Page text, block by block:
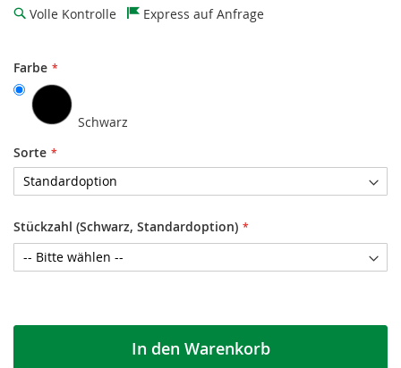
Volle Kontrolle
Express auf Anfrage
Farbe
Schwarz
Sorte
Stückzahl (Schwarz, Standardoption)
In den Warenkorb